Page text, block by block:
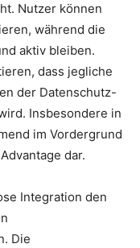
Nutzer können
während die
aktiv bleiben.
dass jegliche
der Datenschutz-
Insbesondere in
im Vordergrund
dar.
Integration den
Die